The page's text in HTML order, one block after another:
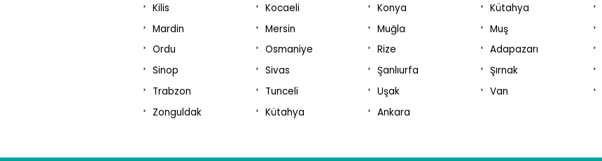
Kilis
Kocaeli Konya Kütahya
Mardin
Mersin Muğla Muş
Ordu
Osmaniye Rize Adapazarı
Sinop
Sivas Şanlıurfa Şırnak
Trabzon
Tunceli Uşak Van
Zonguldak
Kütahya Ankara